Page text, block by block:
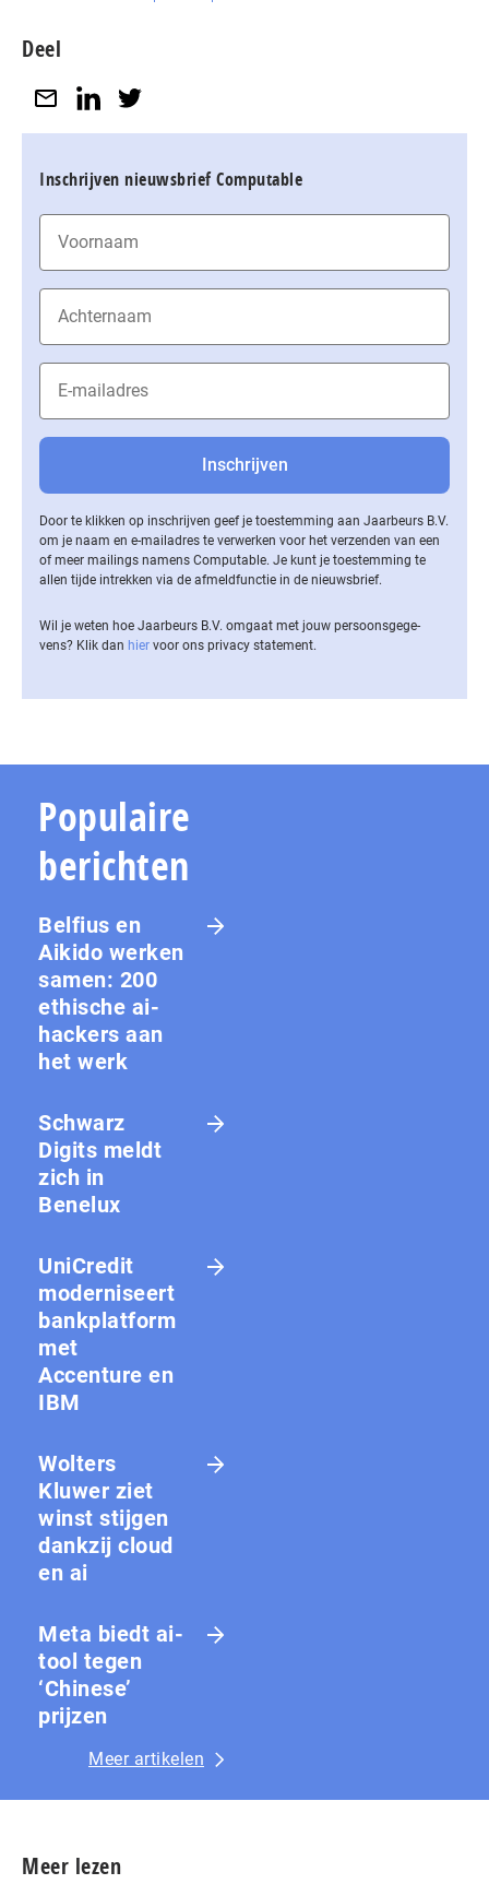
Deel
Inschrijven nieuwsbrief Computable
Door te klikken op inschrijven geef je toestemming aan Jaarbeurs B.V.
om je naam en e-mailadres te verwerken voor het verzenden van een
of meer mailings namens Computable. Je kunt je toestemming te
allen tijde intrekken via de af­meld­func­tie in de nieuwsbrief.
Wil je weten hoe Jaarbeurs B.V. omgaat met jouw per­soons­ge­ge­
vens? Klik dan hier voor ons privacy statement.
Populaire
berichten
Belfius en
Aikido werken
samen: 200
ethische ai-
hackers aan
het werk
Schwarz
Digits meldt
zich in
Benelux
UniCredit
moderniseert
bankplatform
met
Accenture en
IBM
Wolters
Kluwer ziet
winst stijgen
dankzij cloud
en ai
Meta biedt ai-
tool tegen
‘Chinese’
prijzen
Meer artikelen
Meer lezen